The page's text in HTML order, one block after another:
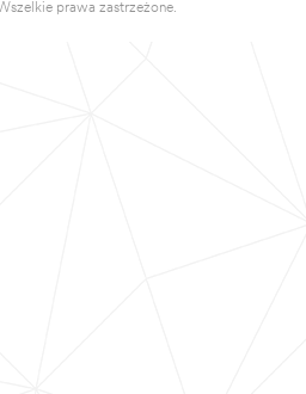
prawa zastrzeżone.